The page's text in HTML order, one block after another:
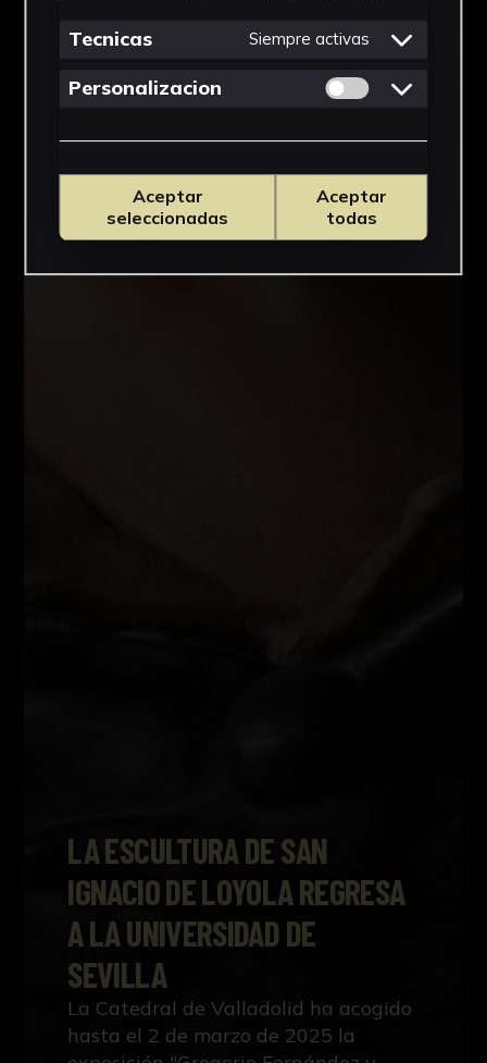
LA ESCULTURA DE SAN
IGNACIO DE LOYOLA REGRESA
A LA UNIVERSIDAD DE
SEVILLA
La Catedral de Valladolid ha acogido
hasta el 2 de marzo de 2025 la
Tecnicas Siempre activas
Personalizacion Permitir cookies
Aceptar
seleccionadas
Aceptar
todas